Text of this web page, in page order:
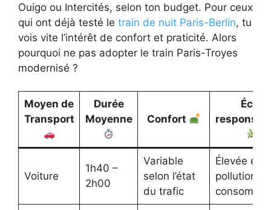
Ouigo ou Intercités, selon ton budget. Pour ceux
qui ont déjà testé le train de nuit Paris-Berlin, tu
vois vite l’intérêt de confort et praticité. Alors
pourquoi ne pas adopter le train Paris-Troyes
modernisé ?
Moyen de
Transport
Durée
Moyenne
Confort
Éco-
Voiture
1h40 –
2h00
Variable
selon l’état
du trafic
Élevée en
pollution et